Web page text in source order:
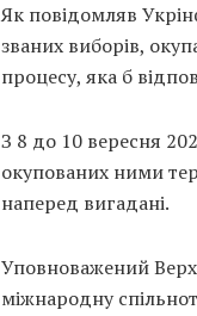
Як повідомляв
званих виборів,
процесу, яка б
З 8 до 10 вересня
окупованих ними
наперед вигадані.
Уповноважений
міжнародну